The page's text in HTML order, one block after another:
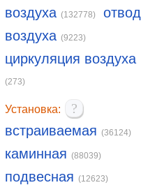
воздуха (132778)
отвод
воздуха (9223)
циркуляция воздуха
(273)
Установка:
?
встраиваемая (36124)
каминная (88039)
подвесная (12623)